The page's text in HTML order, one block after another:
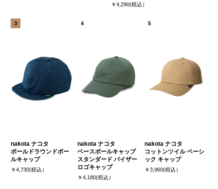
￥4,290(税込）
nakota ナコタ
ボールドラウンドボー
ルキャップ
￥4,730(税込）
nakota ナコタ
ベースボールキャップ
スタンダード バイザー
ロゴキャップ
￥4,180(税込）
nakota ナコタ
コットンツイル ベーシ
ック キャップ
￥3,960(税込）